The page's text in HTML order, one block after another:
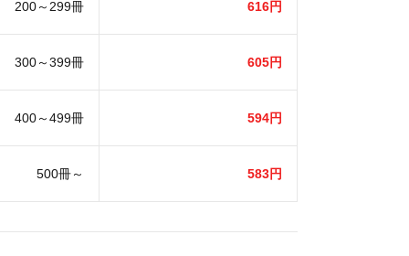
200～299冊 616円
300～399冊 605円
400～499冊 594円
500冊～ 583円